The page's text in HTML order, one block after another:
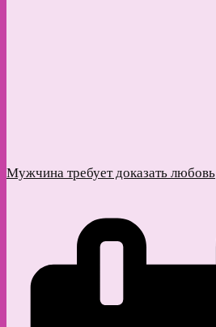
Мужчина требует доказать любовь